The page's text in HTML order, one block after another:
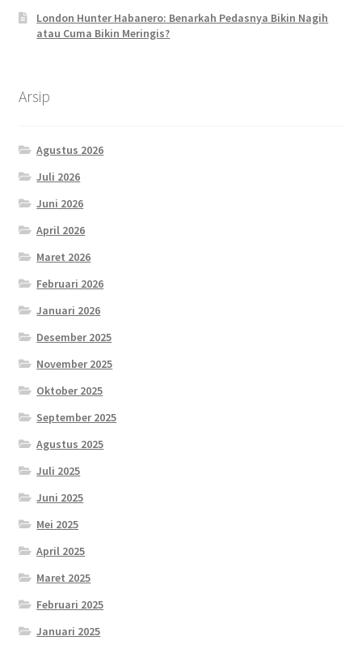
London Hunter Habanero: Benarkah Pedasnya Bikin Nagih
atau Cuma Bikin Meringis?
Arsip
Agustus 2026
Juli 2026
Juni 2026
April 2026
Maret 2026
Februari 2026
Januari 2026
Desember 2025
November 2025
Oktober 2025
September 2025
Agustus 2025
Juli 2025
Juni 2025
Mei 2025
April 2025
Maret 2025
Februari 2025
Januari 2025